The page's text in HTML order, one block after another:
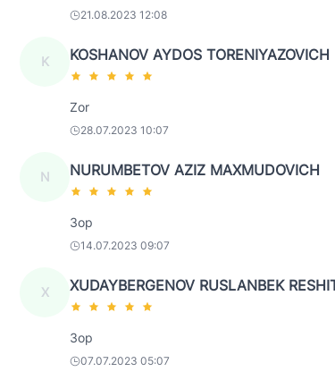
21.08.2023 12:08
K KOSHANOV AYDOS TORENIYAZOVICH
Zor
28.07.2023 10:07
N NURUMBETOV AZIZ MAXMUDOVICH
Зор
14.07.2023 09:07
X XUDAYBERGENOV RUSLANBEK
Зор
07.07.2023 05:07